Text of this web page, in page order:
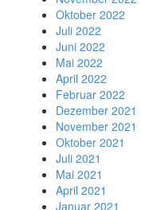
Oktober 2022
Juli 2022
Juni 2022
Mai 2022
April 2022
Februar 2022
Dezember 2021
November 2021
Oktober 2021
Juli 2021
Mai 2021
April 2021
Januar 2021